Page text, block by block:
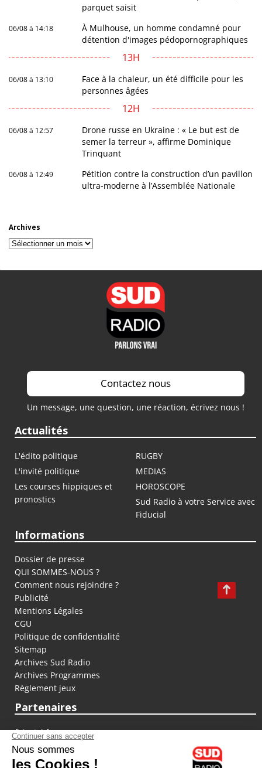
parquet saisit
06/08 à 14:18
À Mulhouse, un homme condamné pour
détention d'images pédopornographiques
13H
06/08 à 13:10
Face à la chaleur, un été difficile pour les
personnes âgées
12H
06/08 à 12:57
Drone russe en Ukraine : « Le but est de
semer la terreur », affirme Dominique
Trinquant
06/08 à 12:49
Pétition contre la construction d’un pavillon
ultra-moderne à l’Assemblée Nationale
Archives
Archives
Contactez nous
Un message, une question, une réaction, écrivez nous !
Actualités
L'édito politique
RUGBY
L'invité politique
MEDIAS
Les courses hippiques et
pronostics
HOROSCOPE
Sud Radio à votre Service avec
Fiducial
Informations
Dossier de presse
QUI SOMMES-NOUS ?
Comment nous rejoindre ?
Publicité
Mentions Légales
CGU
Politique de confidentialité
Sitemap
Archives Sud Radio
Archives Programmes
Règlement jeux
Partenaires
fiducial.fr
lyoncapitale.fr
olympique-et-lyonnais.com